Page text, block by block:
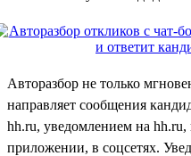
Авторазбор не только
направляет сообщения
hh.ru, уведомлением на
приложении, в соцсетях.